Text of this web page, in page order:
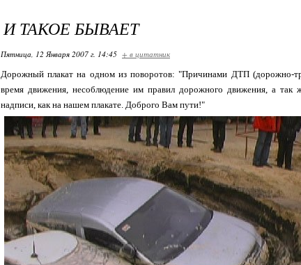
И ТАКОЕ БЫВАЕТ
Пятница, 12 Января 2007 г. 14:45 + в цитатник
Дорожный плакат на одном из поворотов: "Причинами ДТП (дорожно-
время движения, несоблюдение им правил дорожного движения, а так
надписи, как на нашем плакате. Доброго Вам пути!"